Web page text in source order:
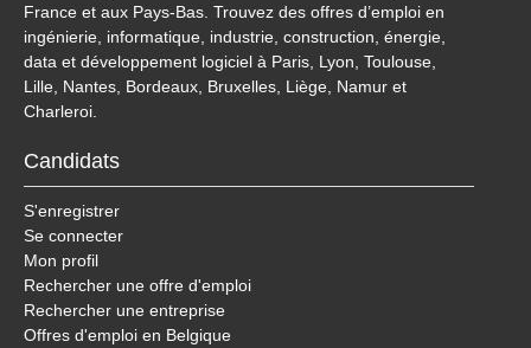
France et aux Pays-Bas. Trouvez des offres d’emploi en
ingénierie, informatique, industrie, construction, énergie,
data et développement logiciel à Paris, Lyon, Toulouse,
Lille, Nantes, Bordeaux, Bruxelles, Liège, Namur et
Charleroi.
Candidats
S'enregistrer
Se connecter
Mon profil
Rechercher une offre d'emploi
Rechercher une entreprise
Offres d'emploi en Belgique